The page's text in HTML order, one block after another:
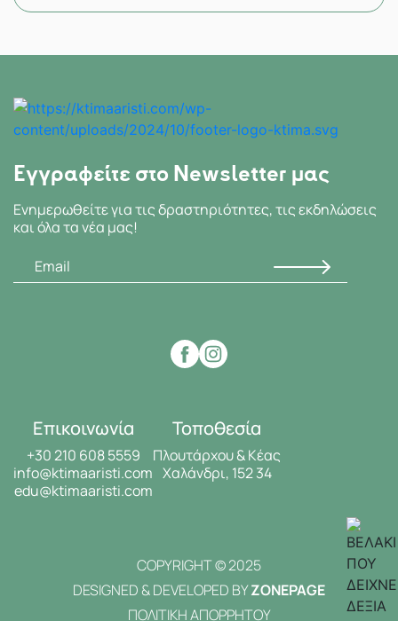
Εγγραφείτε στο Newsletter μας
Ενημερωθείτε για τις δραστηριότητες, τις εκδηλώσεις
και όλα τα νέα μας!
Επικοινωνία
+30 210 608 5559
info@ktimaaristi.com
edu@ktimaaristi.com
Τοποθεσία
Πλουτάρχου & Κέας
Χαλάνδρι, 152 34
DESIGNED & DEVELOPED BYZONEPAGE
COPYRIGHT © 2025
ΠΟΛΙΤΙΚΗ ΑΠΟΡΡΗΤΟΥ